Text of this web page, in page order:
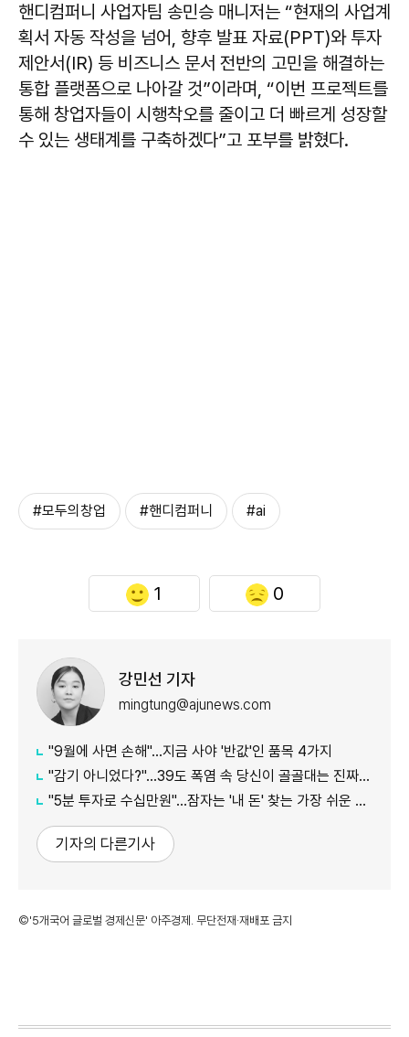
핸디컴퍼니 사업자팀 송민승 매니저는 “현재의 사업계
획서 자동 작성을 넘어, 향후 발표 자료(PPT)와 투자
제안서(IR) 등 비즈니스 문서 전반의 고민을 해결하는
통합 플랫폼으로 나아갈 것”이라며, “이번 프로젝트를
통해 창업자들이 시행착오를 줄이고 더 빠르게 성장할
수 있는 생태계를 구축하겠다”고 포부를 밝혔다.
#모두의창업 #핸디컴퍼니 #ai
1 0
강민선 기자
mingtung@ajunews.com
"9월에 사면 손해"…지금 사야 '반값'인 품목 4가지
"감기 아니었다?"…39도 폭염 속 당신이 골골대는 진짜 이유
"5분 투자로 수십만원"…잠자는 '내 돈' 찾는 가장 쉬운 방법
기자의 다른기사
©'5개국어 글로벌 경제신문' 아주경제. 무단전재·재배포 금지